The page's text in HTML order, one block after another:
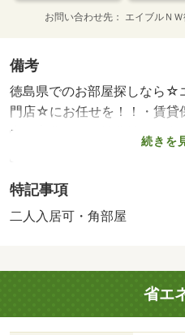
お問い合わせ先 エイブルＮ
備考
徳島県でのお部屋探しなら☆
門店☆にお任せを！！・賃貸
定 実費）・維持費等：２台
徳島県でのお部屋探しなら☆
→＠７０１ｖｄｂｋｉ エイ
こでもご紹介可能となってお
続きを
特記事項
二人入居可・角部屋
省エ